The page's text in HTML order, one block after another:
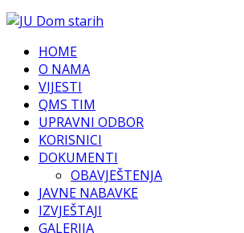
HOME
O NAMA
VIJESTI
QMS TIM
UPRAVNI ODBOR
KORISNICI
DOKUMENTI
OBAVJEŠTENJA
JAVNE NABAVKE
IZVJEŠTAJI
GALERIJA